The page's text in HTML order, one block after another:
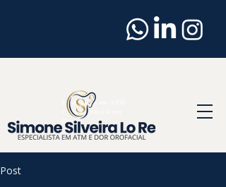
Dentista
Especialista em ATM
e Dor Orofacial em
Osasco
Post